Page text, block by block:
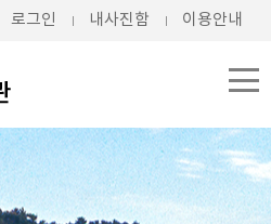
로그인 내사진함 이용안내